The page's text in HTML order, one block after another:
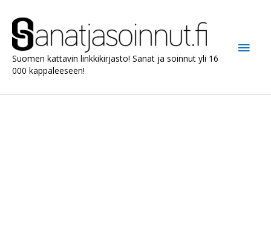
sisältöön
Suomen kattavin linkkikirjasto! Sanat ja soinnut yli 16
000 kappaleeseen!